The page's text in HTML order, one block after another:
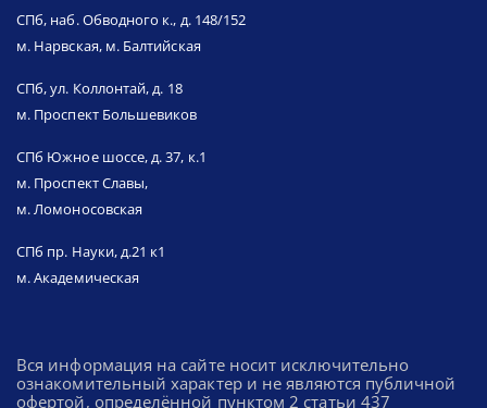
СПб, наб. Обводного к., д. 148/152
м. Нарвская, м. Балтийская
СПб, ул. Коллонтай, д. 18
м. Проспект Большевиков
СПб Южное шоссе, д. 37, к.1
м. Проспект Славы,
м. Ломоносовская
СПб пр. Науки, д.21 к1
м. Академическая
Вся информация на сайте носит исключительно
ознакомительный характер и не являются публичной
офертой, определённой пунктом 2 статьи 437